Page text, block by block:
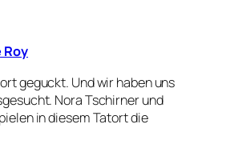
Roy
geguckt. Und wir haben uns
Nora Tschirner und
in diesem Tatort die